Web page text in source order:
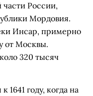
России,
Мордовия.
Инсар, примерно
от Москвы.
320 тысяч
1641 году, когда на